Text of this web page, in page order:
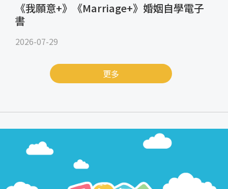
《我願意+》《Marriage+》婚姻自學電子
書
2026-07-29
更多